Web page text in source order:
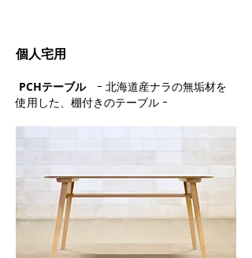
個人宅用
PCHテーブル ｰ 北海道産ナラの無垢材を
使用した、棚付きのテーブル ｰ